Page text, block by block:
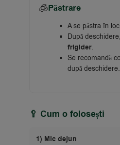
🧊Păstrare
A se păstra în loc
După
frigider.
Se recomandă
după deschidere.
🥄 Cum o folosești
1) Mic dejun